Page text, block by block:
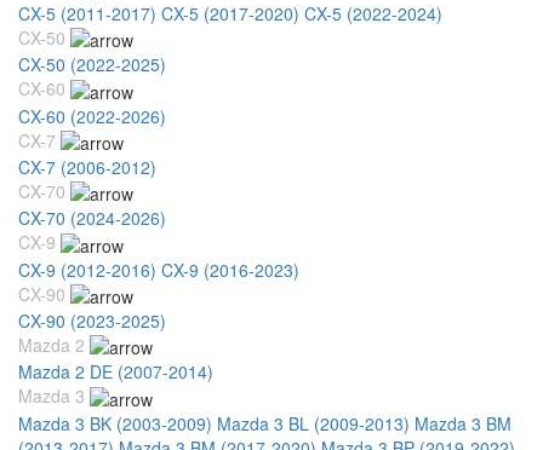
CX-5 (2011-2017) CX-5 (2017-2020) CX-5 (2022-2024)
CX-50
CX-50 (2022-2025)
CX-60
CX-60 (2022-2026)
CX-7
CX-7 (2006-2012)
CX-70
CX-70 (2024-2026)
CX-9
CX-9 (2012-2016) CX-9 (2016-2023)
CX-90
CX-90 (2023-2025)
Mazda 2
Mazda 2 DE (2007-2014)
Mazda 3
Mazda 3 BK (2003-2009) Mazda 3 BL (2009-2013) Mazda 3 BM